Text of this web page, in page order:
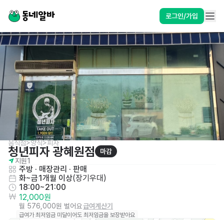
로그인/가입
음식점>양식>피자
청년피자 광혜원점
마감
지원1
주방 · 매장관리 · 판매
화~금1개월 이상(장기우대 )
18:00~21:00
12,000원
월 576,000원 벌어요급여계산기
급여가 최저임금 미달이어도 최저임금을 보장받아요